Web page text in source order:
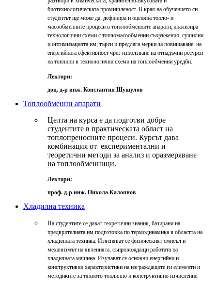
биотехнологическата промишленост. В края на обучението си
студентът ще може да: дефинира и оценява топло- и
масообменните процеси в топлообменните апарати; анализира
технологични схеми с топломасообменни съоръжения, сушилни
и оптимизацията им; търси и предлага мерки за повишаване на
енергийната ефективност чрез използване на отпадъчни ресурси
на топлини в технологични схеми на топлообменни уредби.
Лектори:
доц. д-р инж. Константин Шушулов
Топлообменни апарати
Целта на курса е да подготви добре
студентите в практическата област на
топлопреносните процеси. Курсът дава
комбинация от експериментални и
теоретични методи за анализ и оразмеряване
на топлообменници.
Лектори:
проф. д-р инж. Никола Калоянов
Хладилна техника
На студентите се дават теоретични знания, базирани на
предврителната им подготовка по термодинамика в областта на
хладилната техника. Изясняват се физическият смисъл и
механизмът на явленията, съпровождащи работата на
хладилната машина. Изучават се основни енергийни и
конструктивни характеристики на изграждащите ги елементи и
методиките за тяхното топлинно и конструктивно изчисление.